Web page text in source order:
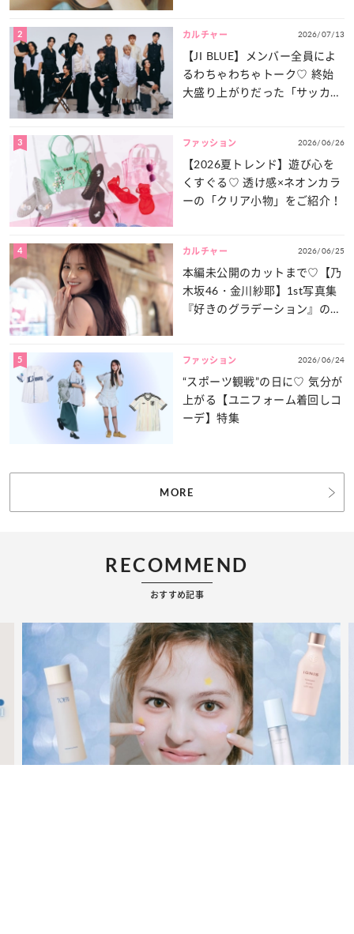
2 カルチャー 2026/07/13
【JI BLUE】メンバー全員によ
るわちゃわちゃトーク♡ 終始
大盛り上がりだった「サッカー
3 ファッション 2026/06/26
【2026夏トレンド】遊び心を
くすぐる♡ 透け感×ネオンカラ
ーの「クリア小物」をご紹介！
4 カルチャー 2026/06/25
本編未公開のカットまで♡【乃
木坂46・金川紗耶】1st写真集
『好きのグラデーション』の魅
5 ファッション 2026/06/24
“スポーツ観戦”の日に♡ 気分が
上がる【ユニフォーム着回しコ
ーデ】特集
MORE
RECOMMEND
おすすめ記事